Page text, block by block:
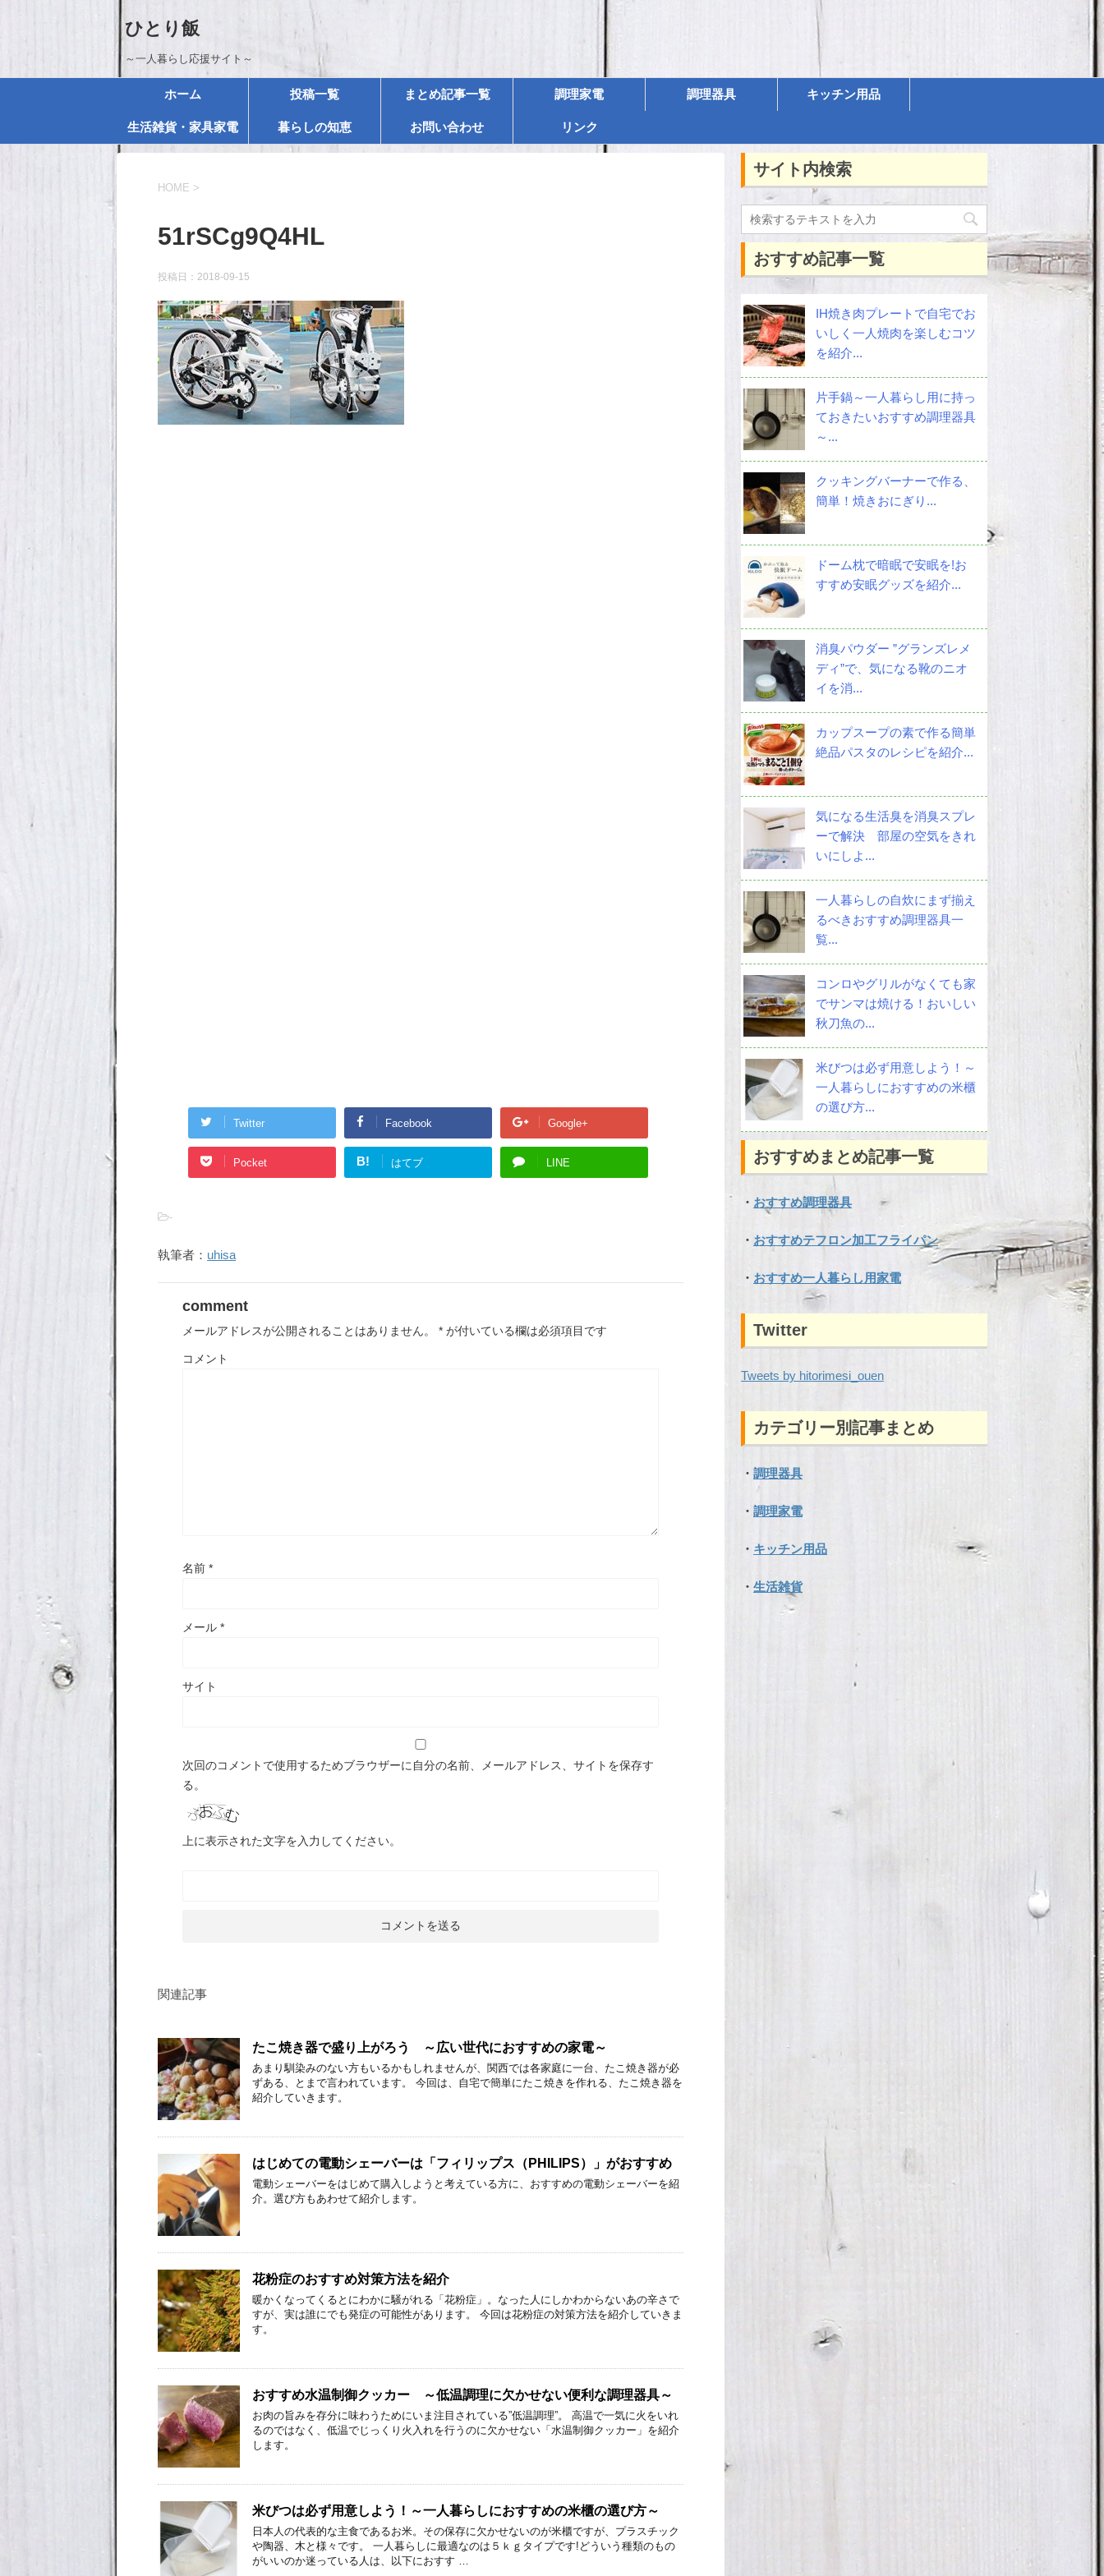
ひとり飯
～一人暮らし応援サイト～
ホーム 投稿一覧 まとめ記事一覧 調理家電 調理器具 キッチン用品
生活雑貨・家具家電 暮らしの知恵 お問い合わせ リンク
HOME >
51rSCg9Q4HL
投稿日： 2018-09-15
Twitter Facebook Google+
Pocket B! はてブ LINE
-
執筆者： uhisa
comment
メールアドレスが公開されることはありません。 * が付いている欄は必須項目です
コメント
名前 *
メール *
サイト
次回のコメントで使用するためブラウザーに自分の名前、メールアドレス、サイトを保存す
る。
上に表示された文字を入力してください。
関連記事
たこ焼き器で盛り上がろう ～広い世代におすすめの家電～
あまり馴染みのない方もいるかもしれませんが、関西では各家庭に一台、たこ焼き器が必
ずある、とまで言われています。 今回は、自宅で簡単にたこ焼きを作れる、たこ焼き器を
紹介していきます。
はじめての電動シェーバーは「フィリップス（PHILIPS）」がおすすめ
電動シェーバーをはじめて購入しようと考えている方に、おすすめの電動シェーバーを紹
介。選び方もあわせて紹介します。
花粉症のおすすめ対策方法を紹介
暖かくなってくるとにわかに騒がれる「花粉症」。なった人にしかわからないあの辛さで
すが、実は誰にでも発症の可能性があります。 今回は花粉症の対策方法を紹介していきま
す。
おすすめ水温制御クッカー ～低温調理に欠かせない便利な調理器具～
お肉の旨みを存分に味わうためにいま注目されている”低温調理”。 高温で一気に火をいれ
るのではなく、低温でじっくり火入れを行うのに欠かせない「水温制御クッカー」を紹介
します。
米びつは必ず用意しよう！～一人暮らしにおすすめの米櫃の選び方～
日本人の代表的な主食であるお米。その保存に欠かせないのが米櫃ですが、プラスチック
や陶器、木と様々です。 一人暮らしに最適なのは５ｋｇタイプです!どういう種類のもの
がいいのか迷っている人は、以下におすす …
サイト内検索
おすすめ記事一覧
IH焼き肉プレートで自宅でお
いしく一人焼肉を楽しむコツ
を紹介...
片手鍋～一人暮らし用に持っ
ておきたいおすすめ調理器具
～...
クッキングバーナーで作る、
簡単！焼きおにぎり...
ドーム枕で暗眠で安眠を!お
すすめ安眠グッズを紹介...
消臭パウダー ”グランズレメ
ディ”で、気になる靴のニオ
イを消...
カップスープの素で作る簡単
絶品パスタのレシピを紹介...
気になる生活臭を消臭スプレ
ーで解決 部屋の空気をきれ
いにしよ...
一人暮らしの自炊にまず揃え
るべきおすすめ調理器具一
覧...
コンロやグリルがなくても家
でサンマは焼ける！おいしい
秋刀魚の...
米びつは必ず用意しよう！～
一人暮らしにおすすめの米櫃
の選び方...
おすすめまとめ記事一覧
・ おすすめ調理器具
・ おすすめテフロン加工フライパン
・ おすすめ一人暮らし用家電
Twitter
Tweets by hitorimesi_ouen
カテゴリー別記事まとめ
・ 調理器具
・ 調理家電
・ キッチン用品
・ 生活雑貨